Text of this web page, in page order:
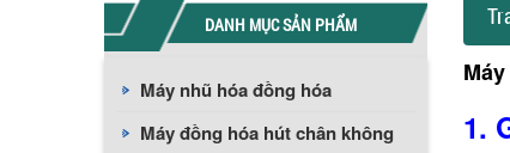
DANH MỤC SẢN PHẨM
Máy nhũ hóa đồng hóa
Máy đồng hóa hút chân không
1.